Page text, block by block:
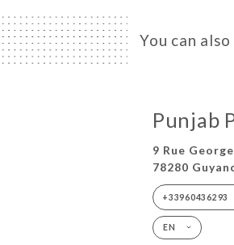
You can
Punjab
9 Rue
78280
+33960436293
EN